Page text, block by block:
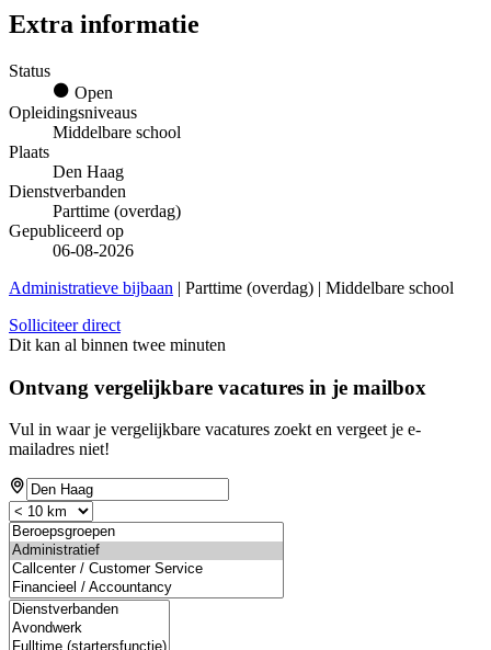
Extra informatie
Status
Open
Opleidingsniveaus
Middelbare school
Plaats
Den Haag
Dienstverbanden
Parttime (overdag)
Gepubliceerd op
06-08-2026
Administratieve bijbaan | Parttime (overdag) | Middelbare school
Solliciteer direct
Dit kan al binnen twee minuten
Ontvang vergelijkbare vacatures in je mailbox
Vul in waar je vergelijkbare vacatures zoekt en vergeet je e-
mailadres niet!
If
you
are
a
human,
ignore
this
field